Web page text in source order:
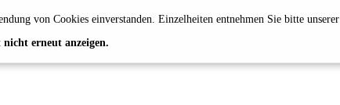
von Cookies einverstanden. Einzelheiten entnehmen Sie bitte unserer
nicht erneut anzeigen.